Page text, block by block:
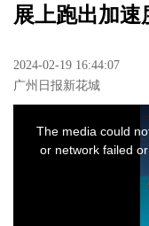
展上跑出加
2024-02-19 16:44:07
广州日报新花城
The media could
or network failed